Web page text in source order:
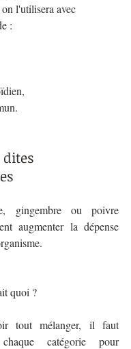
l'utilisera avec
:
dites
gingembre ou poivre
augmenter la dépense
quoi ?
tout mélanger, il faut
catégorie pour